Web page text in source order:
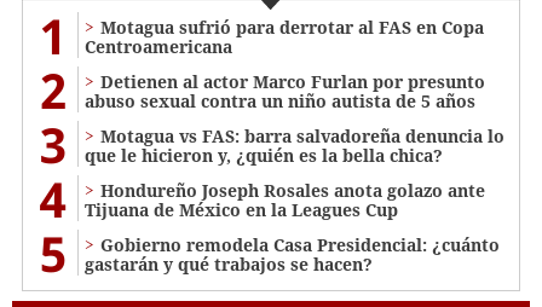
1
Motagua sufrió para derrotar al FAS en Copa
Centroamericana
2
Detienen al actor Marco Furlan por presunto
abuso sexual contra un niño autista de 5 años
3
Motagua vs FAS: barra salvadoreña denuncia lo
que le hicieron y, ¿quién es la bella chica?
4
Hondureño Joseph Rosales anota golazo ante
Tijuana de México en la Leagues Cup
5
Gobierno remodela Casa Presidencial: ¿cuánto
gastarán y qué trabajos se hacen?